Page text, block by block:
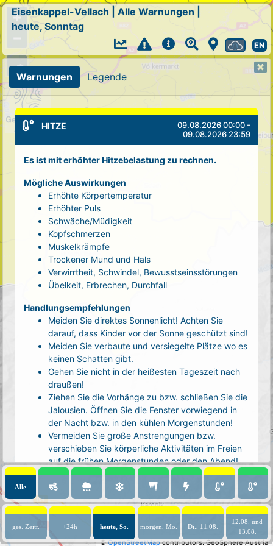
+
©OpenStreetMapcontributors. GeoSphere Austria
Eisenkappel-Vellach Alle Warnungen
heute, Sonntag
EN
Warnungen Legende
HITZE
09.08.2026 00:00 -
09.08.2026 23:59
Es ist mit erhöhter Hitzebelastung zu rechnen.
Mögliche Auswirkungen
Erhöhte Körpertemperatur
Erhöhter Puls
Schwäche/Müdigkeit
Kopfschmerzen
Muskelkrämpfe
Trockener Mund und Hals
Verwirrtheit, Schwindel, Bewusstseinsstörungen
Übelkeit, Erbrechen, Durchfall
Handlungsempfehlungen
Meiden Sie direktes Sonnenlicht! Achten Sie
darauf, dass Kinder vor der Sonne geschützt sind!
Meiden Sie verbaute und versiegelte Plätze wo es
keinen Schatten gibt.
Gehen Sie nicht in der heißesten Tageszeit nach
draußen!
Ziehen Sie die Vorhänge zu bzw. schließen Sie die
Jalousien. Öffnen Sie die Fenster vorwiegend in
der Nacht bzw. in den kühlen Morgenstunden!
Vermeiden Sie große Anstrengungen bzw.
verschieben Sie körperliche Aktivitäten im Freien
auf die frühen Morgenstunden oder den Abend!
Tragen Sie luftige, helle Kleidung und eine
Kopfbedeckung!
Nehmen Sie eine kühle Dusche! Auch kalte Arm-
und Fußbäder wirken entlastend.
Trinken Sie ausreichend und regelmäßig
(mindestens 2 - 3 Liter pro Tag)! Optimal sind
Alle
ges. Zeitr. +24h heute, So. morgen, Mo. Di., 11.08.
12.08. und
13.08.